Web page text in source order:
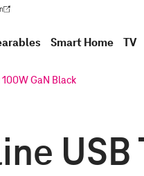
Tab geöffnet)
Smart Home TV
GaN Black
USB